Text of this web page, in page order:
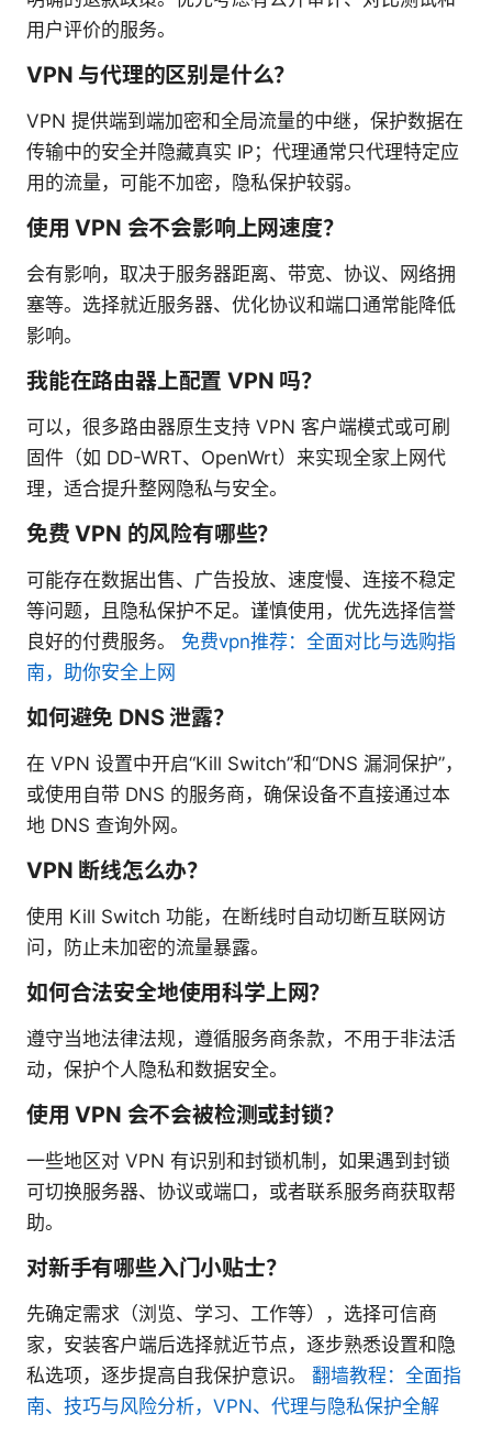
用户评价的服务。
VPN 与代理的区别是什么？
VPN 提供端到端加密和全局流量的中继，保护数据在
传输中的安全并隐藏真实 IP；代理通常只代理特定应
用的流量，可能不加密，隐私保护较弱。
使用 VPN 会不会影响上网速度？
会有影响，取决于服务器距离、带宽、协议、网络拥
塞等。选择就近服务器、优化协议和端口通常能降低
影响。
我能在路由器上配置 VPN 吗？
可以，很多路由器原生支持 VPN 客户端模式或可刷
固件（如 DD-WRT、OpenWrt）来实现全家上网代
理，适合提升整网隐私与安全。
免费 VPN 的风险有哪些？
可能存在数据出售、广告投放、速度慢、连接不稳定
等问题，且隐私保护不足。谨慎使用，优先选择信誉
良好的付费服务。 免费vpn推荐：全面对比与选购指
南，助你安全上网
如何避免 DNS 泄露？
在 VPN 设置中开启“Kill Switch”和“DNS 漏洞保护”，
或使用自带 DNS 的服务商，确保设备不直接通过本
地 DNS 查询外网。
VPN 断线怎么办？
使用 Kill Switch 功能，在断线时自动切断互联网访
问，防止未加密的流量暴露。
如何合法安全地使用科学上网？
遵守当地法律法规，遵循服务商条款，不用于非法活
动，保护个人隐私和数据安全。
使用 VPN 会不会被检测或封锁？
一些地区对 VPN 有识别和封锁机制，如果遇到封锁
可切换服务器、协议或端口，或者联系服务商获取帮
助。
对新手有哪些入门小贴士？
先确定需求（浏览、学习、工作等），选择可信商
家，安装客户端后选择就近节点，逐步熟悉设置和隐
私选项，逐步提高自我保护意识。 翻墙教程：全面指
南、技巧与风险分析，VPN、代理与隐私保护全解